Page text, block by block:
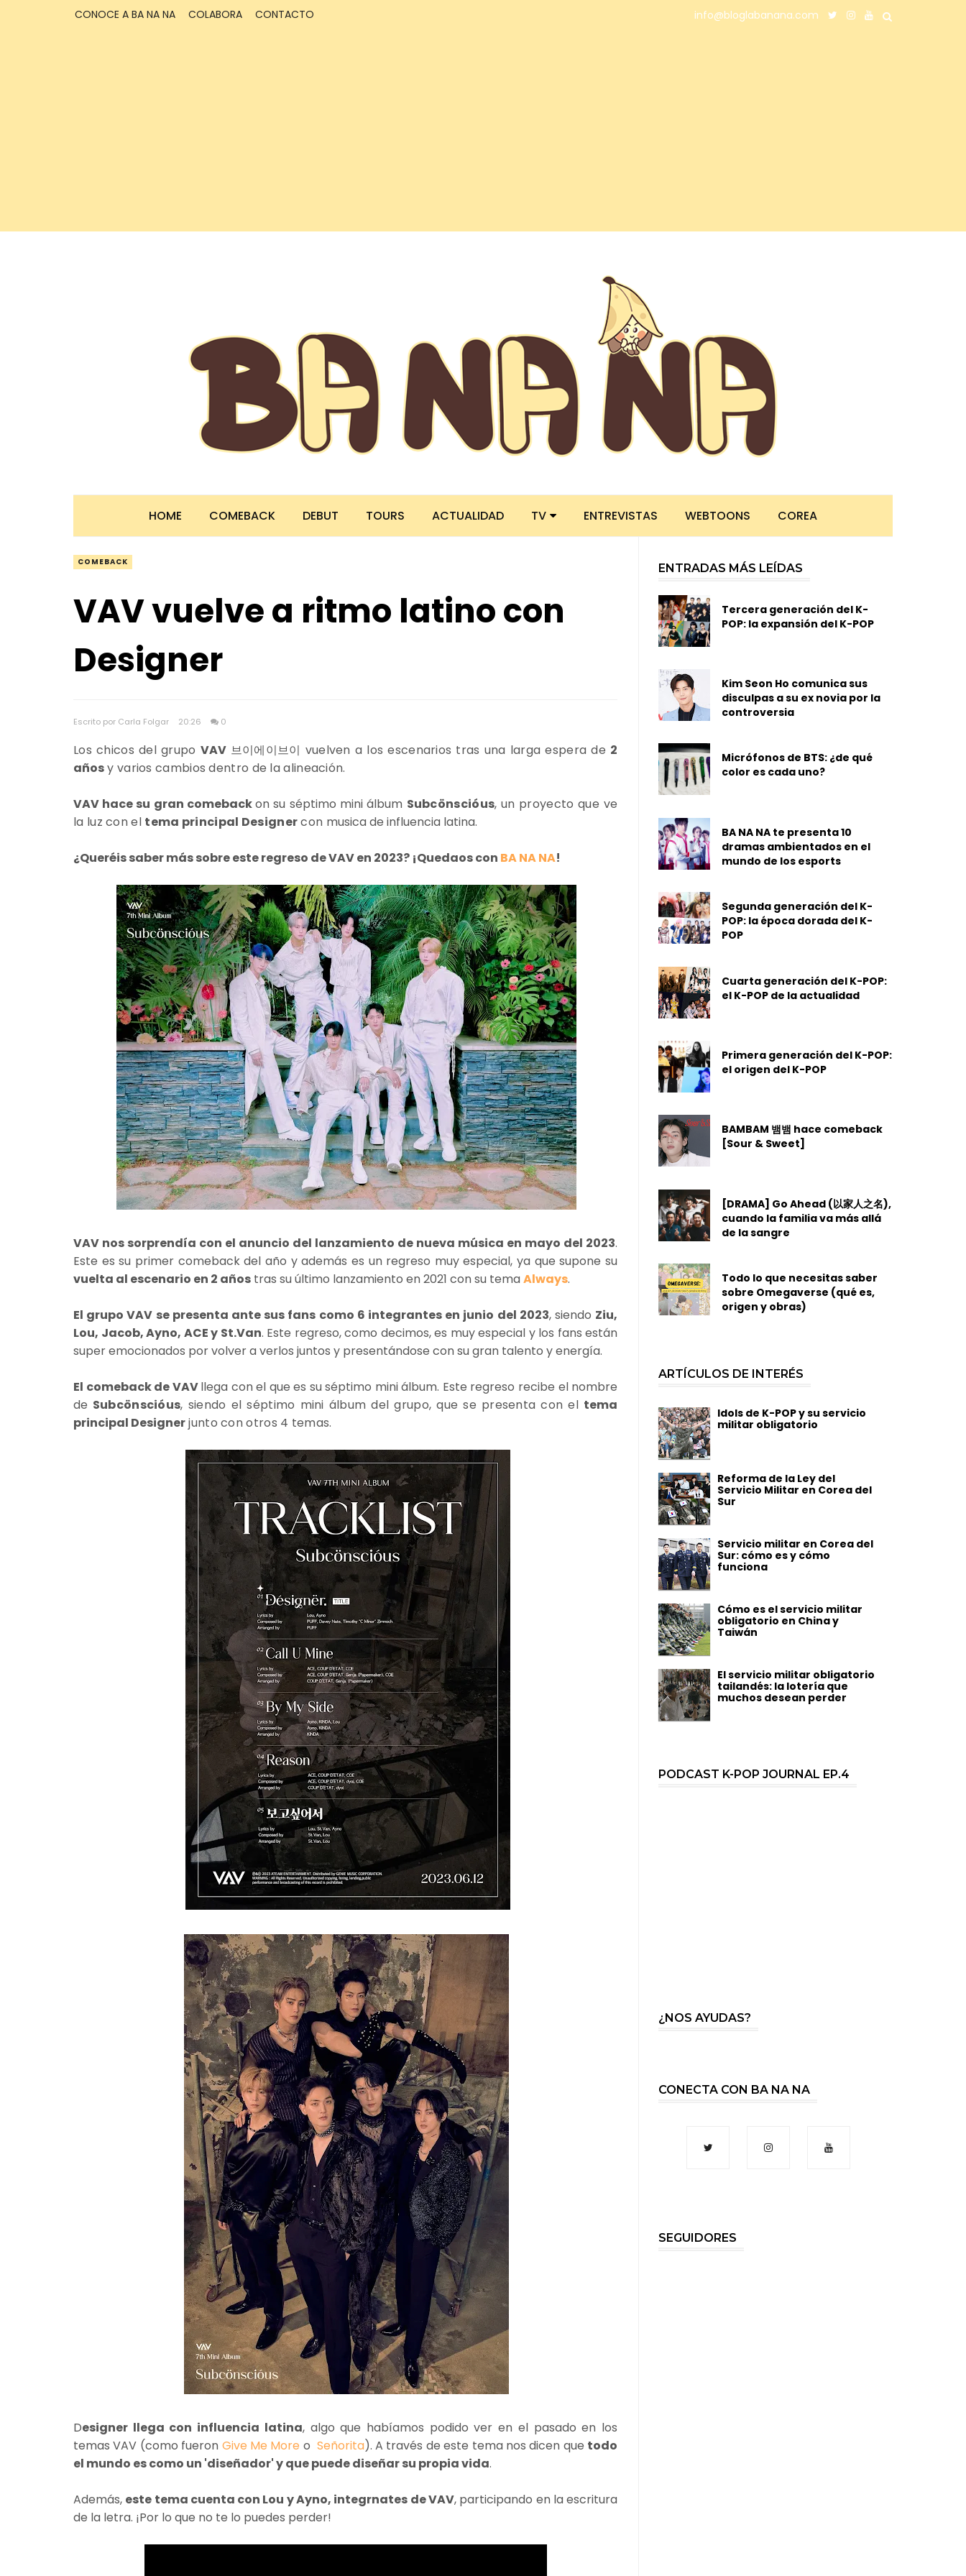
CONOCE A BA NA NA COLABORA CONTACTO info@bloglabanana.com
HOME COMEBACK DEBUT TOURS ACTUALIDAD TV ENTREVISTAS WEBTOONS COREA
COMEBACK
VAV vuelve a ritmo latino con
Designer
Escrito por Carla Folgar 20:26 0
Los chicos del grupo VAV브이에이브이 vuelven a los escenarios tras una larga espera de 2
añosy varios cambios dentro de la alineación.
VAV hace su gran comebackon su séptimo mini álbum Subcönscióus, un proyecto que ve
la luz con el tema principal Designercon musica de influencia latina.
¿Queréis saber más sobre este regreso de VAV en 2023? ¡Quedaos con BA NA NA!
VAV nos sorprendía con el anuncio del lanzamiento de nueva música en mayo del 2023.
Este es su primer comeback del año y además es un regreso muy especial, ya que supone su
vuelta al escenario en 2 años tras su último lanzamiento en 2021 con su temaAlways.
El grupo VAV se presenta ante sus fans como 6 integrantes en junio del 2023, siendo Ziu,
Lou, Jacob, Ayno, ACE y St.Van. Este regreso, como decimos, es muy especial y los fans están
super emocionados por volver a verlos juntos y presentándose con su gran talento y energía.
El comeback de VAVllega con el que es su séptimo mini álbum. Este regreso recibe el nombre
de Subcönscióus, siendo el séptimo mini álbum del grupo, que se presenta con el tema
principal Designerjunto con otros 4 temas.
Designer llega con influencia latina, algo que habíamos podido ver en el pasado en los
temas VAV (como fueron Give Me More o Señorita). A través de este tema nos dicen que todo
el mundo es como un 'diseñador' y que puede diseñar su propia vida.
Además, este tema cuenta con Lou y Ayno, integrnates de VAV, participando en la escritura
de la letra. ¡Por lo que no te lo puedes perder!
ENTRADAS MÁS LEÍDAS
Tercera generación del K-
POP: la expansión del K-POP
Kim Seon Ho comunica sus
disculpas a su ex novia por la
controversia
Micrófonos de BTS: ¿de qué
color es cada uno?
BA NA NA te presenta 10
dramas ambientados en el
mundo de los esports
Segunda generación del K-
POP: la época dorada del K-
POP
Cuarta generación del K-POP:
el K-POP de la actualidad
Primera generación del K-POP:
el origen del K-POP
BAMBAM 뱀뱀 hace comeback
[Sour & Sweet]
[DRAMA] Go Ahead (以家人之名),
cuando la familia va más allá
de la sangre
Todo lo que necesitas saber
sobre Omegaverse (qué es,
origen y obras)
ARTÍCULOS DE INTERÉS
Idols de K-POP y su servicio
militar obligatorio
Reforma de la Ley del
Servicio Militar en Corea del
Sur
Servicio militar en Corea del
Sur: cómo es y cómo
funciona
Cómo es el servicio militar
obligatorio en China y
Taiwán
El servicio militar obligatorio
tailandés: la lotería que
muchos desean perder
PODCAST K-POP JOURNAL EP.4
¿NOS AYUDAS?
CONECTA CON BA NA NA
SEGUIDORES